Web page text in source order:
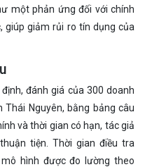
một phản ứng đối với chính
giúp giảm rủi ro tín dụng của
đánh giá của 300 doanh
Nguyên, bằng bảng câu
và thời gian có hạn, tác giả
tiện. Thời gian điều tra
hình được đo lường theo